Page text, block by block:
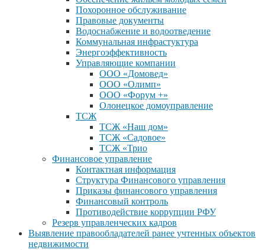
Похоронное обслуживание
Правовые документы
Водоснабжение и водоотведение
Коммунальная инфрастуктура
Энергоэффективность
Управляющие компании
ООО «Домовед»
ООО «Олимп»
ООО «Форум +»
Олонецкое домоуправление
ТСЖ
ТСЖ «Наш дом»
ТСЖ «Садовое»
ТСЖ «Трио
Финансовое управление
Контактная информация
Структура Финансового управления
Приказы финансового управления
Финансовый контроль
Противодействие коррупции РФУ
Резерв управленческих кадров
Выявление правообладателей ранее учтенных объектов
недвижимости